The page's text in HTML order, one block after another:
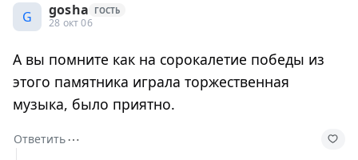
G gosha ГОСТЬ
28 окт 06
А вы помните как на сорокалетие победы из
этого памятника играла торжественная
музыка, было приятно.
Ответить⋯